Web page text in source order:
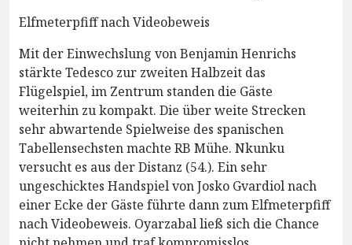
Elfmeterpfiff nach Videobeweis
Mit der Einwechslung von Benjamin Henrichs
stärkte Tedesco zur zweiten Halbzeit das
Flügelspiel, im Zentrum standen die Gäste
weiterhin zu kompakt. Die über weite Strecken
sehr abwartende Spielweise des spanischen
Tabellensechsten machte RB Mühe. Nkunku
versucht es aus der Distanz (54.). Ein sehr
ungeschicktes Handspiel von Josko Gvardiol nach
einer Ecke der Gäste führte dann zum Elfmeterpfiff
nach Videobeweis. Oyarzabal ließ sich die Chance